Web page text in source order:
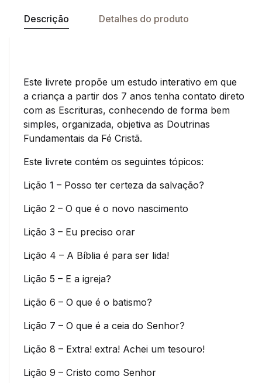
Descrição Detalhes do produto
Este livrete propõe um estudo interativo em que
a criança a partir dos 7 anos tenha contato direto
com as Escrituras, conhecendo de forma bem
simples, organizada, objetiva as Doutrinas
Fundamentais da Fé Cristã.
Este livrete contém os seguintes tópicos:
Lição 1 – Posso ter certeza da salvação?
Lição 2 – O que é o novo nascimento
Lição 3 – Eu preciso orar
Lição 4 – A Bíblia é para ser lida!
Lição 5 – E a igreja?
Lição 6 – O que é o batismo?
Lição 7 – O que é a ceia do Senhor?
Lição 8 – Extra! extra! Achei um tesouro!
Lição 9 – Cristo como Senhor